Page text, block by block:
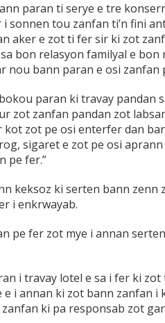
paran ti serye e tre
sonnen tou zanfan ti’n fini
aker e zot ti fer sir ki zot
bon relasyon familyal e bon
nou bann paran e osi zanfan
paran ki travay pandan
zot zanfan pandan zot
kot zot pe osi enterfer dan
sigaret e zot pe osi
pe fer.”
keksoz ki serten bann
i enkrwayab.
pe fer zot mye i annan
i travay lotel e sa i fer ki zot
e i annan ki zot bann zanfan
ki pa responsab zot